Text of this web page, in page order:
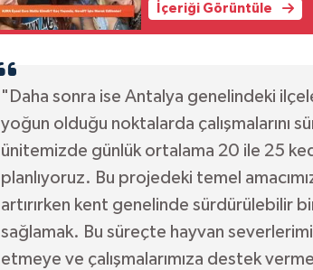
İçeriği Görüntüle
"Daha sonra ise Antalya genelindeki
yoğun olduğu noktalarda çalışmalarını
ünitemizde günlük ortalama 20 ile 25
planlıyoruz. Bu projedeki temel
artırırken kent genelinde sürdürülebilir
sağlamak. Bu süreçte hayvan
etmeye ve çalışmalarımıza destek